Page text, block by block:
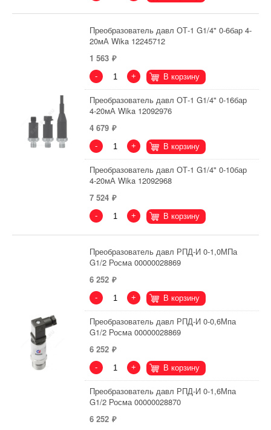
Преобразователь давл ОТ-1 G1/4" 0-6бар 4-
20мА Wika 12245712
1 563
- + В корзину
Преобразователь давл ОТ-1 G1/4" 0-16бар
4-20мА Wika 12092976
4 679
- + В корзину
Преобразователь давл ОТ-1 G1/4" 0-10бар
4-20мА Wika 12092968
7 524
- + В корзину
Преобразователь давл РПД-И 0-1,0МПа
G1/2 Росма 00000028869
6 252
- + В корзину
Преобразователь давл РПД-И 0-0,6Мпа
G1/2 Росма 00000028869
6 252
- + В корзину
Преобразователь давл РПД-И 0-1,6Мпа
G1/2 Росма 00000028870
6 252